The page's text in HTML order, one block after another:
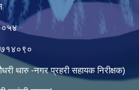
थारु -नगर प्रहरी सहायक निरीक्षक)